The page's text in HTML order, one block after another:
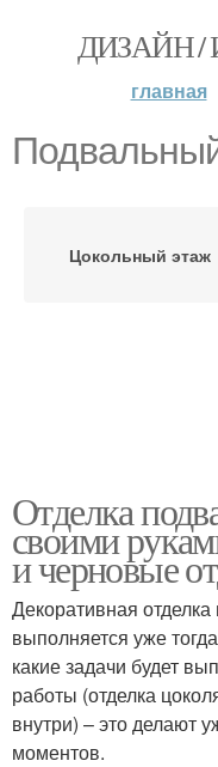
ДИЗАЙН /
главная
Цокольный этаж
Отделка
своими
и черновые
Декоративная
выполняется уже
какие задачи будет
работы (отделка
внутри) – это делают
моментов.